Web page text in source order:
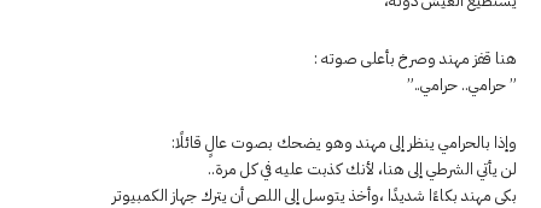
هنا قفز مهند وصرخ بأعلى صوته :
” حرامي.. حرامي..”
وإذا بالحرامي ينظر إلى مهند وهو يضحك بصوت عالٍ قائلًا:
لن يأتي الشرطي إلى هنا، لأنك كذبت عليه في كل مرة..
بكى مهند بكاءًا شديدًا ،وأخذ يتوسل إلى اللص أن يترك جهاز الكمبيوتر